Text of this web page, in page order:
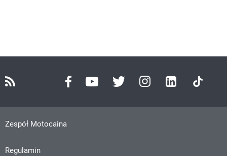
Zespół Motocaina
Regulamin